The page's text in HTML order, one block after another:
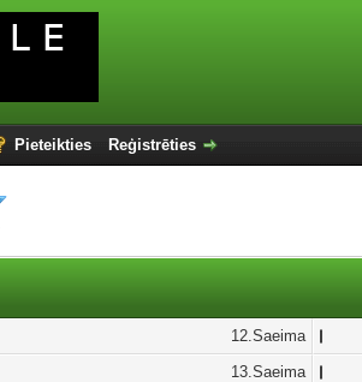
Pieteikties Reģistrēties
12.Saeima
13.Saeima